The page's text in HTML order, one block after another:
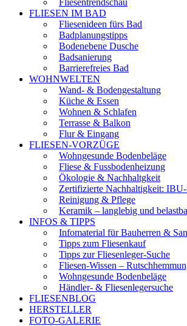
Fliesentrendschau
FLIESEN IM BAD
Fliesenideen fürs Bad
Badplanungstipps
Bodenebene Dusche
Badsanierung
Barrierefreies Bad
WOHNWELTEN
Wand- & Bodengestaltung
Küche & Essen
Wohnen & Schlafen
Terrasse & Balkon
Flur & Eingang
FLIESEN-VORZÜGE
Wohngesunde Bodenbeläge
Fliese & Fussbodenheizung
Ökologie & Nachhaltgkeit
Zertifizierte Nachhaltigkeit:
Reinigung & Pflege
Keramik – langlebig und
INFOS & TIPPS
Infomaterial für Bauherren &
Tipps zum Fliesenkauf
Tipps zur Fliesenleger-Suche
Fliesen-Wissen –
Wohngesunde Bodenbeläge
Händler- & Fliesenlegersuche
FLIESENBLOG
HERSTELLER
FOTO-GALERIE